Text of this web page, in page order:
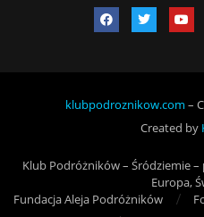
klubpodroznikow.com –
Created by
Klub Podróżników – Śródziemie
Europa,
Fundacja Aleja Podróżników